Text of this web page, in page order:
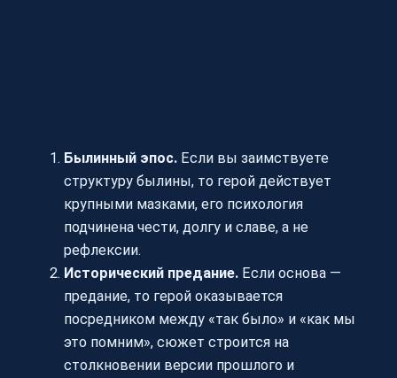
Былинный эпос. Если вы заимствуете
структуру былины, то герой действует
крупными мазками, его психология
подчинена чести, долгу и славе, а не
рефлексии.
Исторический предание. Если основа —
предание, то герой оказывается
посредником между «так было» и «как мы
это помним», сюжет строится на
столкновении версии прошлого и